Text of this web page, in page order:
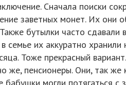
Сначала поиски
заветных монет. Их они
бутылки часто
семье их аккуратно
Тоже прекрасный
же, пенсионеры. Они, так